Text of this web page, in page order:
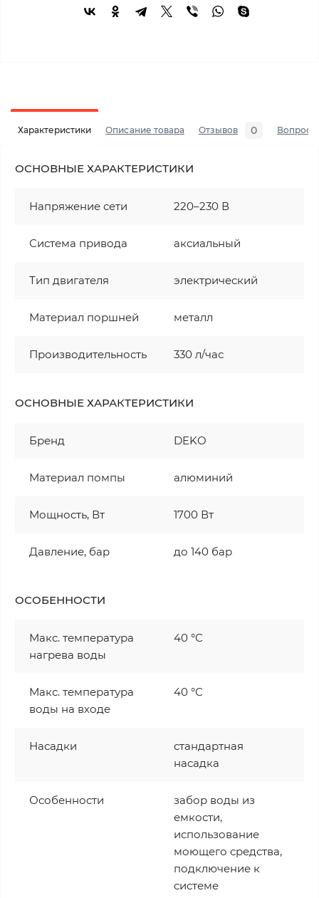
Характеристики Описание товара Отзывов 0 Вопросы
ОСНОВНЫЕ ХАРАКТЕРИСТИКИ
Напряжение сети 220–230 В
Система привода аксиальный
Тип двигателя электрический
Материал поршней металл
Производительность 330 л/час
ОСНОВНЫЕ ХАРАКТЕРИСТИКИ
Бренд DEKO
Материал помпы алюминий
Мощность, Вт 1700 Вт
Давление, бар до 140 бар
ОСОБЕННОСТИ
Макс. температура
нагрева воды
40 °С
Макс. температура
воды на входе
40 °С
Насадки
стандартная
насадка
Особенности
забор воды из
емкости,
использование
моющего средства,
подключение к
системе